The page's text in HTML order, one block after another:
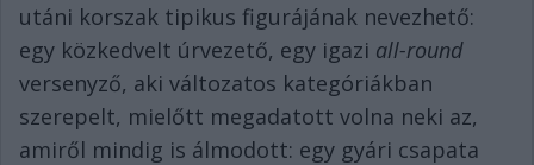
utáni korszak tipikus figurájának nevezhető:
egy közkedvelt úrvezető, egy igazi all-round
versenyző, aki változatos kategóriákban
szerepelt, mielőtt megadatott volna neki az,
amiről mindig is álmodott: egy gyári csapata